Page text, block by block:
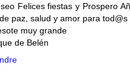
Felices fiestas y Prospero
paz, salud y amor para tod@s
muy grande
de Belén